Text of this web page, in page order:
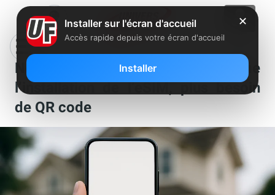
Nouveau : Free Mobile simplifie
l’installation de l’eSIM, plus besoin
de QR code
✕
Installer sur l'écran d'accueil
Accès rapide depuis votre écran d'accueil
Installer